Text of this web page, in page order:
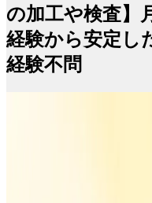
の加工や検査】
経験から安定し
経験不問